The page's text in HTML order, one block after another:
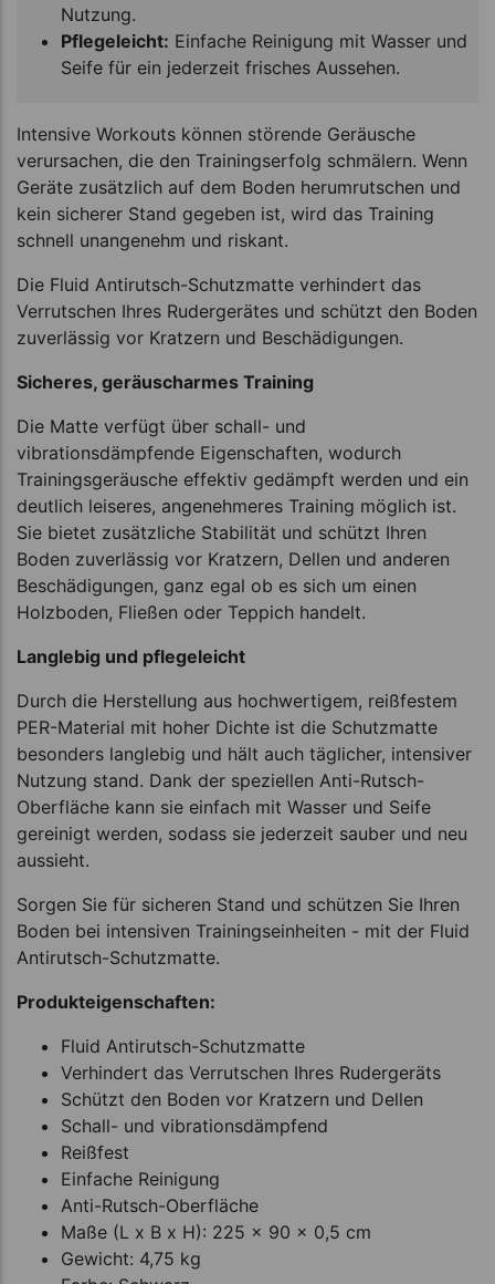
Nutzung.
Pflegeleicht: Einfache Reinigung mit Wasser und
Seife für ein jederzeit frisches Aussehen.
Intensive Workouts können störende Geräusche
verursachen, die den Trainingserfolg schmälern. Wenn
Geräte zusätzlich auf dem Boden herumrutschen und
kein sicherer Stand gegeben ist, wird das Training
schnell unangenehm und riskant.
Die Fluid Antirutsch-Schutzmatte verhindert das
Verrutschen Ihres Rudergerätes und schützt den Boden
zuverlässig vor Kratzern und Beschädigungen.
Sicheres, geräuscharmes Training
Die Matte verfügt über schall- und
vibrationsdämpfende Eigenschaften, wodurch
Trainingsgeräusche effektiv gedämpft werden und ein
deutlich leiseres, angenehmeres Training möglich ist.
Sie bietet zusätzliche Stabilität und schützt Ihren
Boden zuverlässig vor Kratzern, Dellen und anderen
Beschädigungen, ganz egal ob es sich um einen
Holzboden, Fließen oder Teppich handelt.
Langlebig und pflegeleicht
Durch die Herstellung aus hochwertigem, reißfestem
PER-Material mit hoher Dichte ist die Schutzmatte
besonders langlebig und hält auch täglicher, intensiver
Nutzung stand. Dank der speziellen Anti-Rutsch-
Oberfläche kann sie einfach mit Wasser und Seife
gereinigt werden, sodass sie jederzeit sauber und neu
aussieht.
Sorgen Sie für sicheren Stand und schützen Sie Ihren
Boden bei intensiven Trainingseinheiten - mit der Fluid
Antirutsch-Schutzmatte.
Produkteigenschaften:
Fluid Antirutsch-Schutzmatte
Verhindert das Verrutschen Ihres Rudergeräts
Schützt den Boden vor Kratzern und Dellen
Schall- und vibrationsdämpfend
Reißfest
Einfache Reinigung
Anti-Rutsch-Oberfläche
Maße (L x B x H): 225 x 90 x 0,5 cm
Gewicht: 4,75 kg